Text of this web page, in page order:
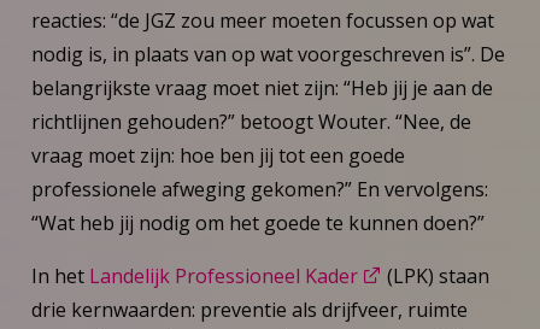
reacties: “de JGZ zou meer moeten focussen op wat
nodig is, in plaats van op wat voorgeschreven is”. De
belangrijkste vraag moet niet zijn: “Heb jij je aan de
richtlijnen gehouden?” betoogt Wouter. “Nee, de
vraag moet zijn: hoe ben jij tot een goede
professionele afweging gekomen?” En vervolgens:
“Wat heb jij nodig om het goede te kunnen doen?”
In het Landelijk Professioneel Kader
(LPK) staan
drie kernwaarden: preventie als drijfveer, ruimte